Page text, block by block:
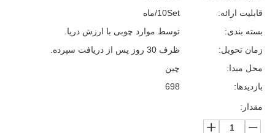
قابلیت ارائه:
10Set/ماه
بسته بندی:
توسط موارد چوبی با ارزش دریا.
زمان تحویل:
ظرف 30 روز پس از دریافت سپرده.
محل مبدا:
چین
بازدیدها:
698
مقدار: